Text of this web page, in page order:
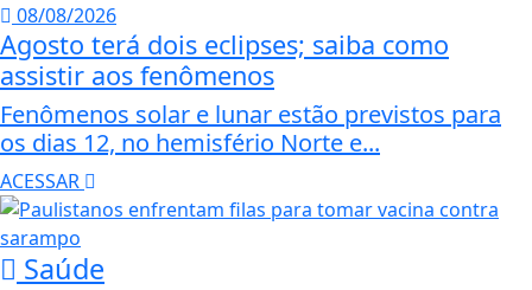
08/08/2026
Agosto terá dois eclipses; saiba como
assistir aos fenômenos
Fenômenos solar e lunar estão previstos para
os dias 12, no hemisfério Norte e...
ACESSAR
Saúde